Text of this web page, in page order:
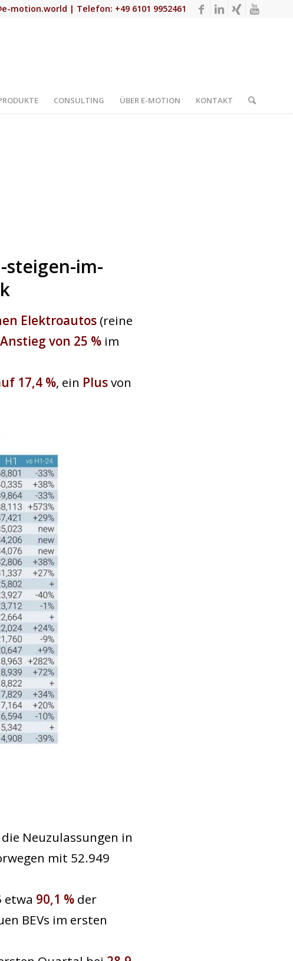
motion.world | Telefon: +49 6101 9952461
CONSULTING ÜBER E-MOTION KONTAKT
im-
Elektroautos (reine
Anstieg von 25 % im
17,4 %, ein Plusvon
Neuzulassungen in
mit 52.949
etwa 90,1 % der
BEVs im ersten